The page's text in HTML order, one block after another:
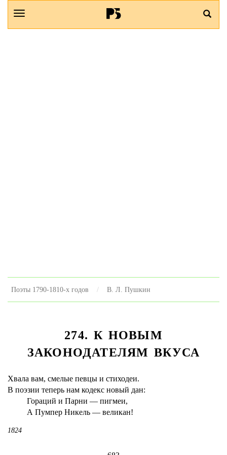
Поэты 1790-1810-х годов В. Л. Пушкин
274. К НОВЫМ
ЗАКОНОДАТЕЛЯМ ВКУСА
Хвала вам, смелые певцы и стиходеи.
В поэзии теперь нам кодекс новый дан:
Гораций и Парни — пигмеи,
А Пумпер Никель — великан!
1824